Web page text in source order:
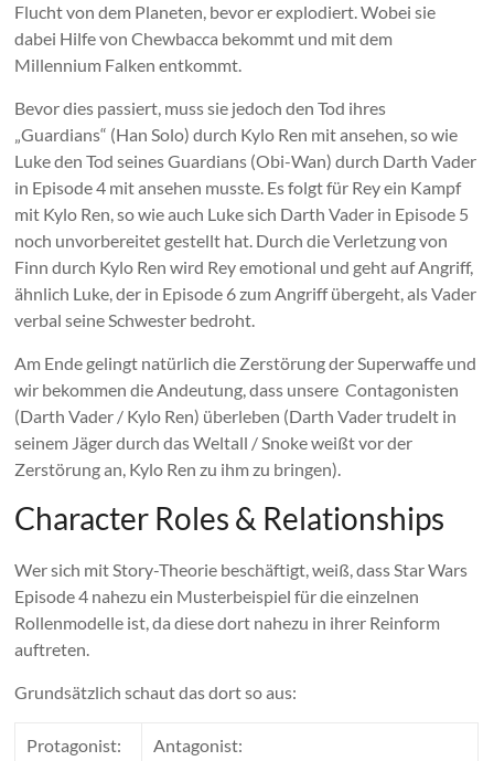
Flucht von dem Planeten, bevor er explodiert. Wobei sie
dabei Hilfe von Chewbacca bekommt und mit dem
Millennium Falken entkommt.
Bevor dies passiert, muss sie jedoch den Tod ihres
„Guardians“ (Han Solo) durch Kylo Ren mit ansehen, so wie
Luke den Tod seines Guardians (Obi-Wan) durch Darth Vader
in Episode 4 mit ansehen musste. Es folgt für Rey ein Kampf
mit Kylo Ren, so wie auch Luke sich Darth Vader in Episode 5
noch unvorbereitet gestellt hat. Durch die Verletzung von
Finn durch Kylo Ren wird Rey emotional und geht auf Angriff,
ähnlich Luke, der in Episode 6 zum Angriff übergeht, als Vader
verbal seine Schwester bedroht.
Am Ende gelingt natürlich die Zerstörung der Superwaffe und
wir bekommen die Andeutung, dass unsere Contagonisten
(Darth Vader / Kylo Ren) überleben (Darth Vader trudelt in
seinem Jäger durch das Weltall / Snoke weißt vor der
Zerstörung an, Kylo Ren zu ihm zu bringen).
Character Roles & Relationships
Wer sich mit Story-Theorie beschäftigt, weiß, dass Star Wars
Episode 4 nahezu ein Musterbeispiel für die einzelnen
Rollenmodelle ist, da diese dort nahezu in ihrer Reinform
auftreten.
Grundsätzlich schaut das dort so aus:
Protagonist: Antagonist: